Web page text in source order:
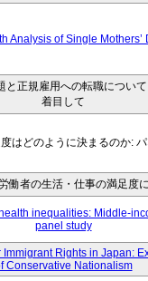
Analysis of Single
正規雇用への転職につい
着目して
はどのように決まるのか:
働者の生活・仕事の満足度
inequalities: Middle-
panel study
Rights in Japan:
Conservative Nationalism